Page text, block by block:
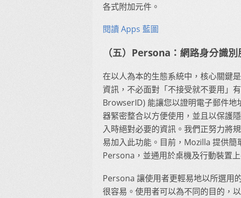
各式附加元件。
閱讀 Apps 藍圖
（五）Persona：網路身分識別
在以人為本的生態系統中，核心關鍵
資訊，不必面對「不接受就不要用」
BrowserID) 能讓您以證明電子郵件
器緊密整合以方便使用，並且以保護
入時絕對必要的資訊。我們正努力將
易加入此功能。目前，Mozilla 提供簡
Persona，並通用於桌機及行動裝置
Persona 讓使用者更輕易地以所選用
很容易。使用者可以為不同的目的，